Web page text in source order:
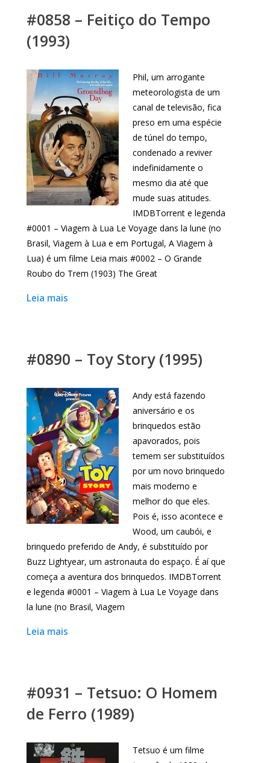
#0858 – Feitiço do Tempo
(1993)
Phil, um arrogante
meteorologista de um
canal de televisão, fica
preso em uma espécie
de túnel do tempo,
condenado a reviver
indefinidamente o
mesmo dia até que
mude suas atitudes.
IMDBTorrent e legenda
#0001 – Viagem à Lua Le Voyage dans la lune (no
Brasil, Viagem à Lua e em Portugal, A Viagem à
Lua) é um filme Leia mais #0002 – O Grande
Roubo do Trem (1903) The Great
Leia mais
#0890 – Toy Story (1995)
Andy está fazendo
aniversário e os
brinquedos estão
apavorados, pois
temem ser substituídos
por um novo brinquedo
mais moderno e
melhor do que eles.
Pois é, isso acontece e
Wood, um caubói, e
brinquedo preferido de Andy, é substituído por
Buzz Lightyear, um astronauta do espaço. É aí que
começa a aventura dos brinquedos. IMDBTorrent
e legenda #0001 – Viagem à Lua Le Voyage dans
la lune (no Brasil, Viagem
Leia mais
#0931 – Tetsuo: O Homem
de Ferro (1989)
Tetsuo é um filme